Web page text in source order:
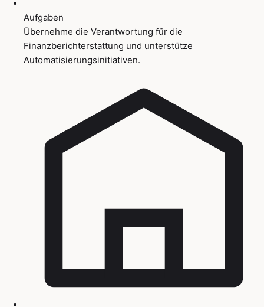
Aufgaben
Übernehme die Verantwortung für die
Finanzberichterstattung und unterstütze
Automatisierungsinitiativen.